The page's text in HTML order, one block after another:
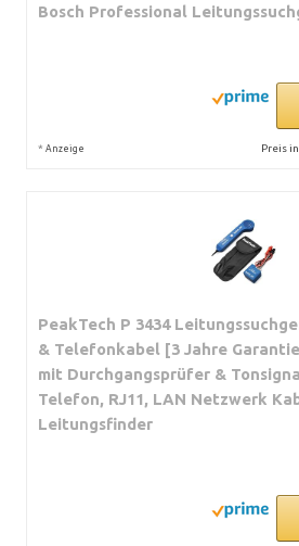
Bosch Professional
* Anzeige Preis
PeakTech P 3434
& Telefonkabel [3 Jahre
mit Durchgangsprüfer &
Telefon, RJ11, LAN Netzwerk
Leitungsfinder